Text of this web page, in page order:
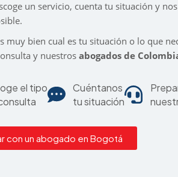
un servicio, cuenta tu situación y
muy bien cual es tu situación o lo que
y nuestrosabogados de
el tipo
Cuéntanos
tu situación
con un abogado en Bogotá